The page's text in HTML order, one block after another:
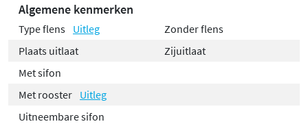
Algemene kenmerken
Type flens Uitleg
Zonder flens
Plaats uitlaat
Zijuitlaat
Met sifon
Met rooster Uitleg
Uitneembare sifon